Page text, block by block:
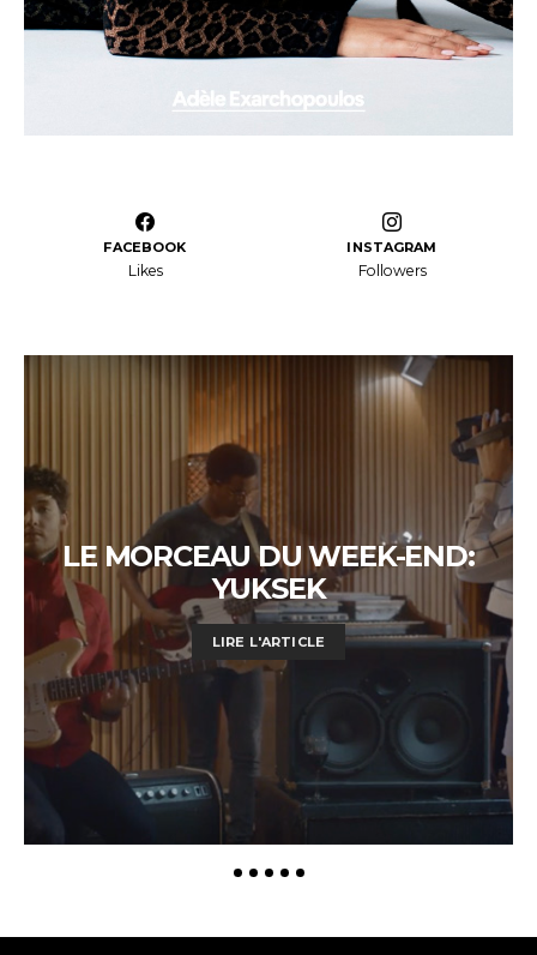
FACEBOOK
Likes
INSTAGRAM
Followers
LE MORCEAU DU WEEK-END:
YUKSEK
LIRE L'ARTICLE